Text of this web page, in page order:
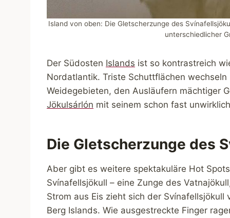
Island von oben: Die Gletscherzunge des
unterschiedlicher
Der Südosten Islands ist so kontrastreich
Nordatlantik. Triste Schuttflächen
Weidegebieten, den Ausläufern mächtiger
Jökulsárlón mit seinem schon fast
Die Gletscherzunge des
Aber gibt es weitere spektakuläre Hot
Svínafellsjökull – eine Zunge des
Strom aus Eis zieht sich der
Berg Islands. Wie ausgestreckte Finger